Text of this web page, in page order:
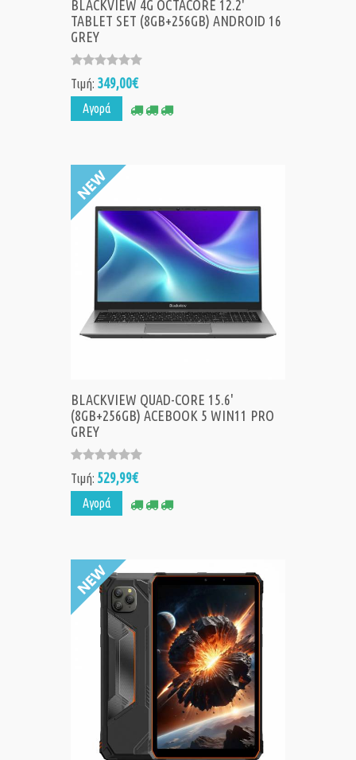
BLACKVIEW 4G OCTACORE 12.2'
TABLET SET (8GB+256GB) ANDROID 16
GREY
Τιμή: 349,00€
Αγορά
BLACKVIEW QUAD-CORE 15.6'
(8GB+256GB) ACEBOOK 5 WIN11 PRO
GREY
Τιμή: 529,99€
Αγορά